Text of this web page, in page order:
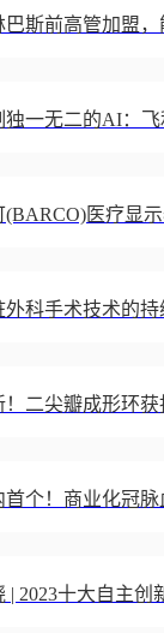
！二尖瓣成形环获
| 2023十大自主创